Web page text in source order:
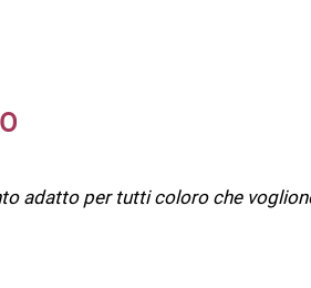
adatto per tutti coloro che